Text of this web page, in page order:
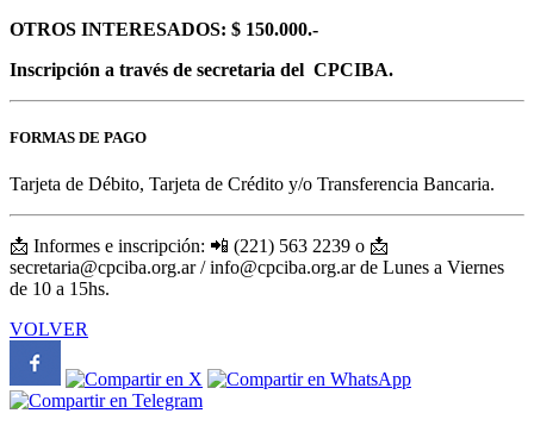
OTROS INTERESADOS: $ 150.000.-
Inscripción a través de secretaria del CPCIBA.
FORMAS DE PAGO
Tarjeta de Débito, Tarjeta de Crédito y/o Transferencia Bancaria.
📩 Informes e inscripción: 📲 (221) 563 2239 o 📩
secretaria@cpciba.org.ar / info@cpciba.org.ar de Lunes a Viernes
de 10 a 15hs.
VOLVER